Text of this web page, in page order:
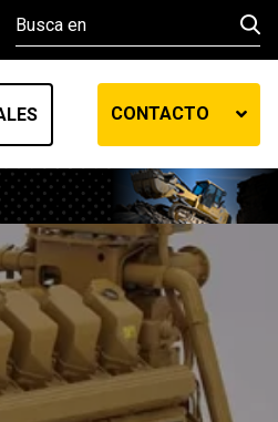
de materiales
CONTACTO